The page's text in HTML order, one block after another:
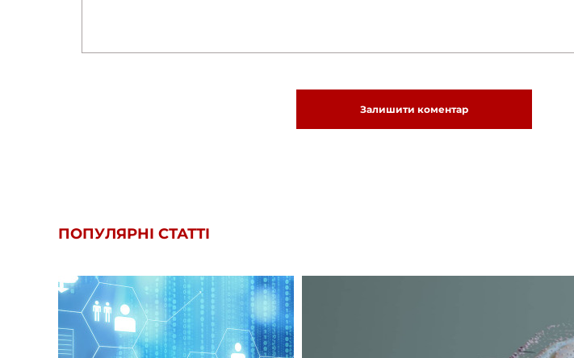
Залишити коментар
ПОПУЛЯРНІ СТАТТІ